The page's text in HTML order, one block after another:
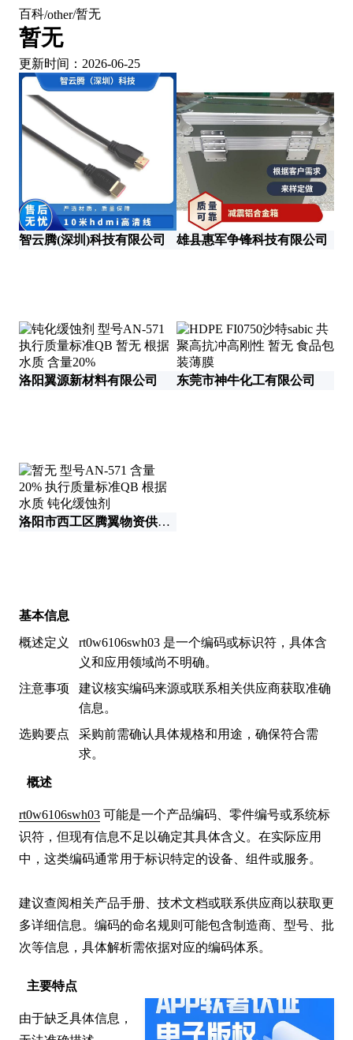
百科/other/暂无
暂无
更新时间：2026-06-25
智云腾(深圳)科技有限公司 雄县惠军争锋科技有限公司
洛阳翼源新材料有限公司 东莞市神牛化工有限公司
洛阳市西工区腾翼物资供应站
概述
rt0w6106swh03 可能是一个产品编码、零件编号或系统标
识符，但现有信息不足以确定其具体含义。在实际应用
中，这类编码通常用于标识特定的设备、组件或服务。
建议查阅相关产品手册、技术文档或联系供应商以获取更
多详细信息。编码的命名规则可能包含制造商、型号、批
次等信息，具体解析需依据对应的编码体系。
主要特点
由于缺乏具体信息，
基本信息
概述定义
rt0w6106swh03 是一个编码或标识符，具体含
义和应用领域尚不明确。
注意事项
建议核实编码来源或联系相关供应商获取准确
信息。
选购要点
采购前需确认具体规格和用途，确保符合需
求。